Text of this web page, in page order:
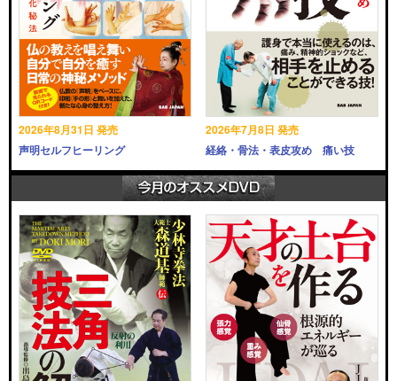
2026年8月31日 発売
声明セルフヒーリング
2026年7月8日 発売
経絡・骨法・表皮攻め 痛い技